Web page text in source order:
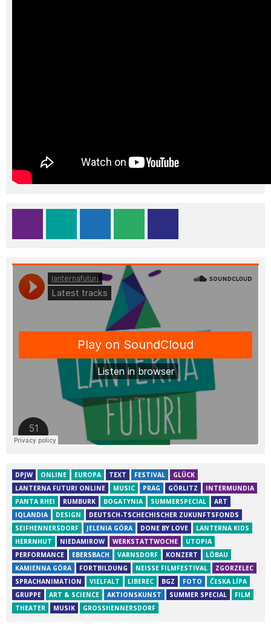
DPJW ONLINE EUROPA TEXT FESTIVAL
GLÜCK
LANTERNA FUTURI ONLINE
MUSIC PRAG GÖRLITZ
INTERMUNDIA
PANTA RHEI
RUMBURK BOGATYNIA SUMMERSPECIAL
ART
IQLANDIA
DESIGN
DEUTSCH-TSCHECHISCHER ZUKUNFTSFONDS
SEIFHENNERSDORF
JELENIA GÓRA DONE BY LOVE
LANTERNA KIDS
HERRNHUT
NIEDAMIROW WERKSTATTWOCHE
UTOPIA
PERFORMANCE
EBERSBACH VARNSDORF KONZERT
LÖBAU
KAMIENNA GÓRA
FORTBILDUNG NEISSE FILMFESTIVAL
ZGORZELEC
SPRACHANIMATION
VIELFALT LIBEREC BGZ FOTO
ČESKA LÍPA
GRUPPE
ART & SCIENCE AKTIONSKUNST SUMMER SPECIAL
FILM
THEATER
MUSIK GROSSHENNERSDORF